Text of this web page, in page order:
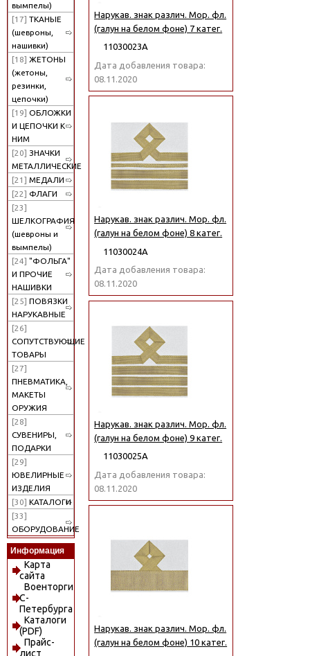
вымпелы)
[17] ТКАНЫЕ
(шевроны,
нашивки)
[18] ЖЕТОНЫ
(жетоны,
резинки,
цепочки)
[19] ОБЛОЖКИ
И ЦЕПОЧКИ К
НИМ
[20] ЗНАЧКИ
МЕТАЛЛИЧЕСКИЕ
[21] МЕДАЛИ
[22] ФЛАГИ
[23]
ШЕЛКОГРАФИЯ
(шевроны и
вымпелы)
[24] "ФОЛЬГА"
И ПРОЧИЕ
НАШИВКИ
[25] ПОВЯЗКИ
НАРУКАВНЫЕ
[26]
СОПУТСТВУЮЩИЕ
ТОВАРЫ
[27]
ПНЕВМАТИКА,
МАКЕТЫ
ОРУЖИЯ
[28]
СУВЕНИРЫ,
ПОДАРКИ
[29]
ЮВЕЛИРНЫЕ
ИЗДЕЛИЯ
[30] КАТАЛОГИ
[33]
ОБОРУДОВАНИЕ
Информация
Карта
сайта
Военторги
С-
Петербурга
Каталоги
(PDF)
Прайс-
лист
Нарукав. знак различ. Мор. фл.
(галун на белом фоне) 7 катег.
11030023А
Дата добавления товара:
08.11.2020
Нарукав. знак различ. Мор. фл.
(галун на белом фоне) 8 катег.
11030024А
Дата добавления товара:
08.11.2020
Нарукав. знак различ. Мор. фл.
(галун на белом фоне) 9 катег.
11030025А
Дата добавления товара:
08.11.2020
Нарукав. знак различ. Мор. фл.
(галун на белом фоне) 10 катег.